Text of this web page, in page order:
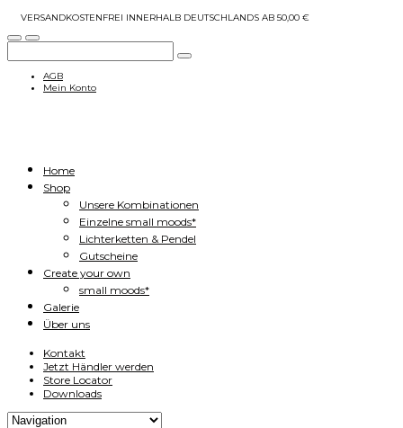
VERSANDKOSTENFREI INNERHALB DEUTSCHLANDS AB 50,00 €
AGB
Mein Konto
Home
Shop
Unsere Kombinationen
Einzelne small moods*
Lichterketten & Pendel
Gutscheine
Create your own
small moods*
Galerie
Über uns
Kontakt
Jetzt Händler werden
Store Locator
Downloads